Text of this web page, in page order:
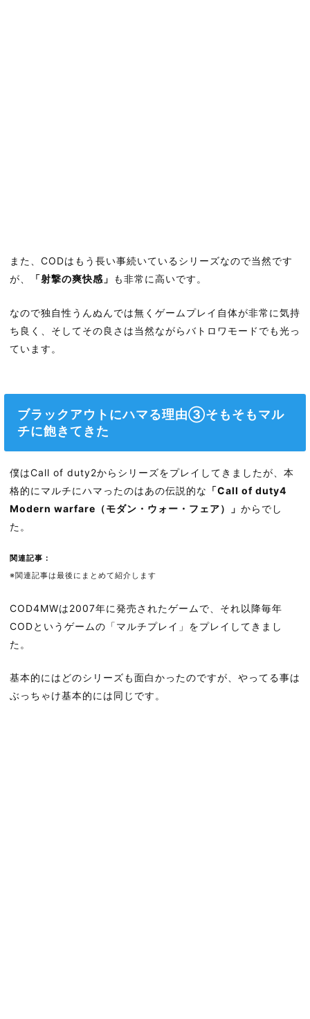
また、CODはもう長い事続いているシリーズなので当然です
が、
「射撃の爽快感」 も非常に高いです。
なので独自性うんぬんでは無くゲームプレイ自体が非常に気持
ち良く、そしてその良さは当然ながらバトロワモードでも光っ
ています。
ブラックアウトにハマる理由③そもそもマル
チに飽きてきた
僕はCall of duty2からシリーズをプレイしてきましたが、本
格的にマルチにハマったのはあの伝説的な 「Call of duty4
Modern warfare（モダン・ウォー・フェア）」 からでし
た。
関連記事：
※関連記事は最後にまとめて紹介します
COD4MWは2007年に発売されたゲームで、それ以降毎年
CODというゲームの「マルチプレイ」をプレイしてきまし
た。
基本的にはどのシリーズも面白かったのですが、やってる事は
ぶっちゃけ基本的には同じです。